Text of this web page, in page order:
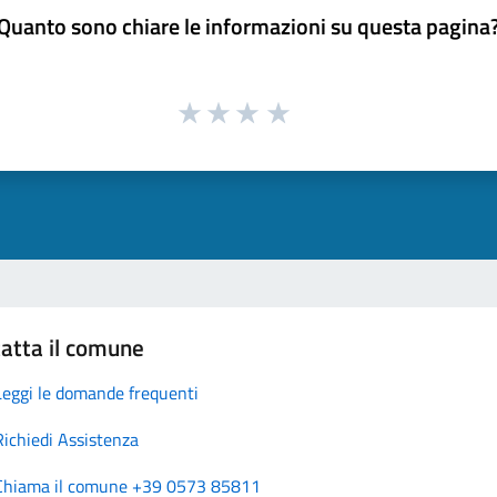
sono chiare le informazioni su questa
il comune
le domande frequenti
Assistenza
il comune +39 0573 85811